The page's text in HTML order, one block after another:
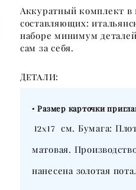
Аккуратный комплект в
составляющих:
наборе минимум
сам за себя.
Детали:
• Размер карточки
12х17 см. Бумага:
матовая.
нанесена золотая